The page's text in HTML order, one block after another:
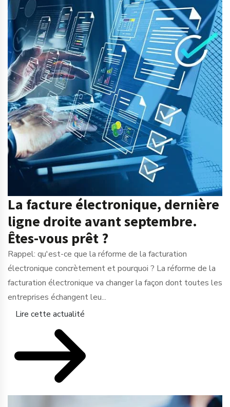
La facture électronique, dernière
ligne droite avant septembre.
Êtes-vous prêt ?
Rappel: qu'est-ce que la réforme de la facturation
électronique concrètement et pourquoi ? La réforme de la
facturation électronique va changer la façon dont toutes les
entreprises échangent leu...
Lire cette actualité